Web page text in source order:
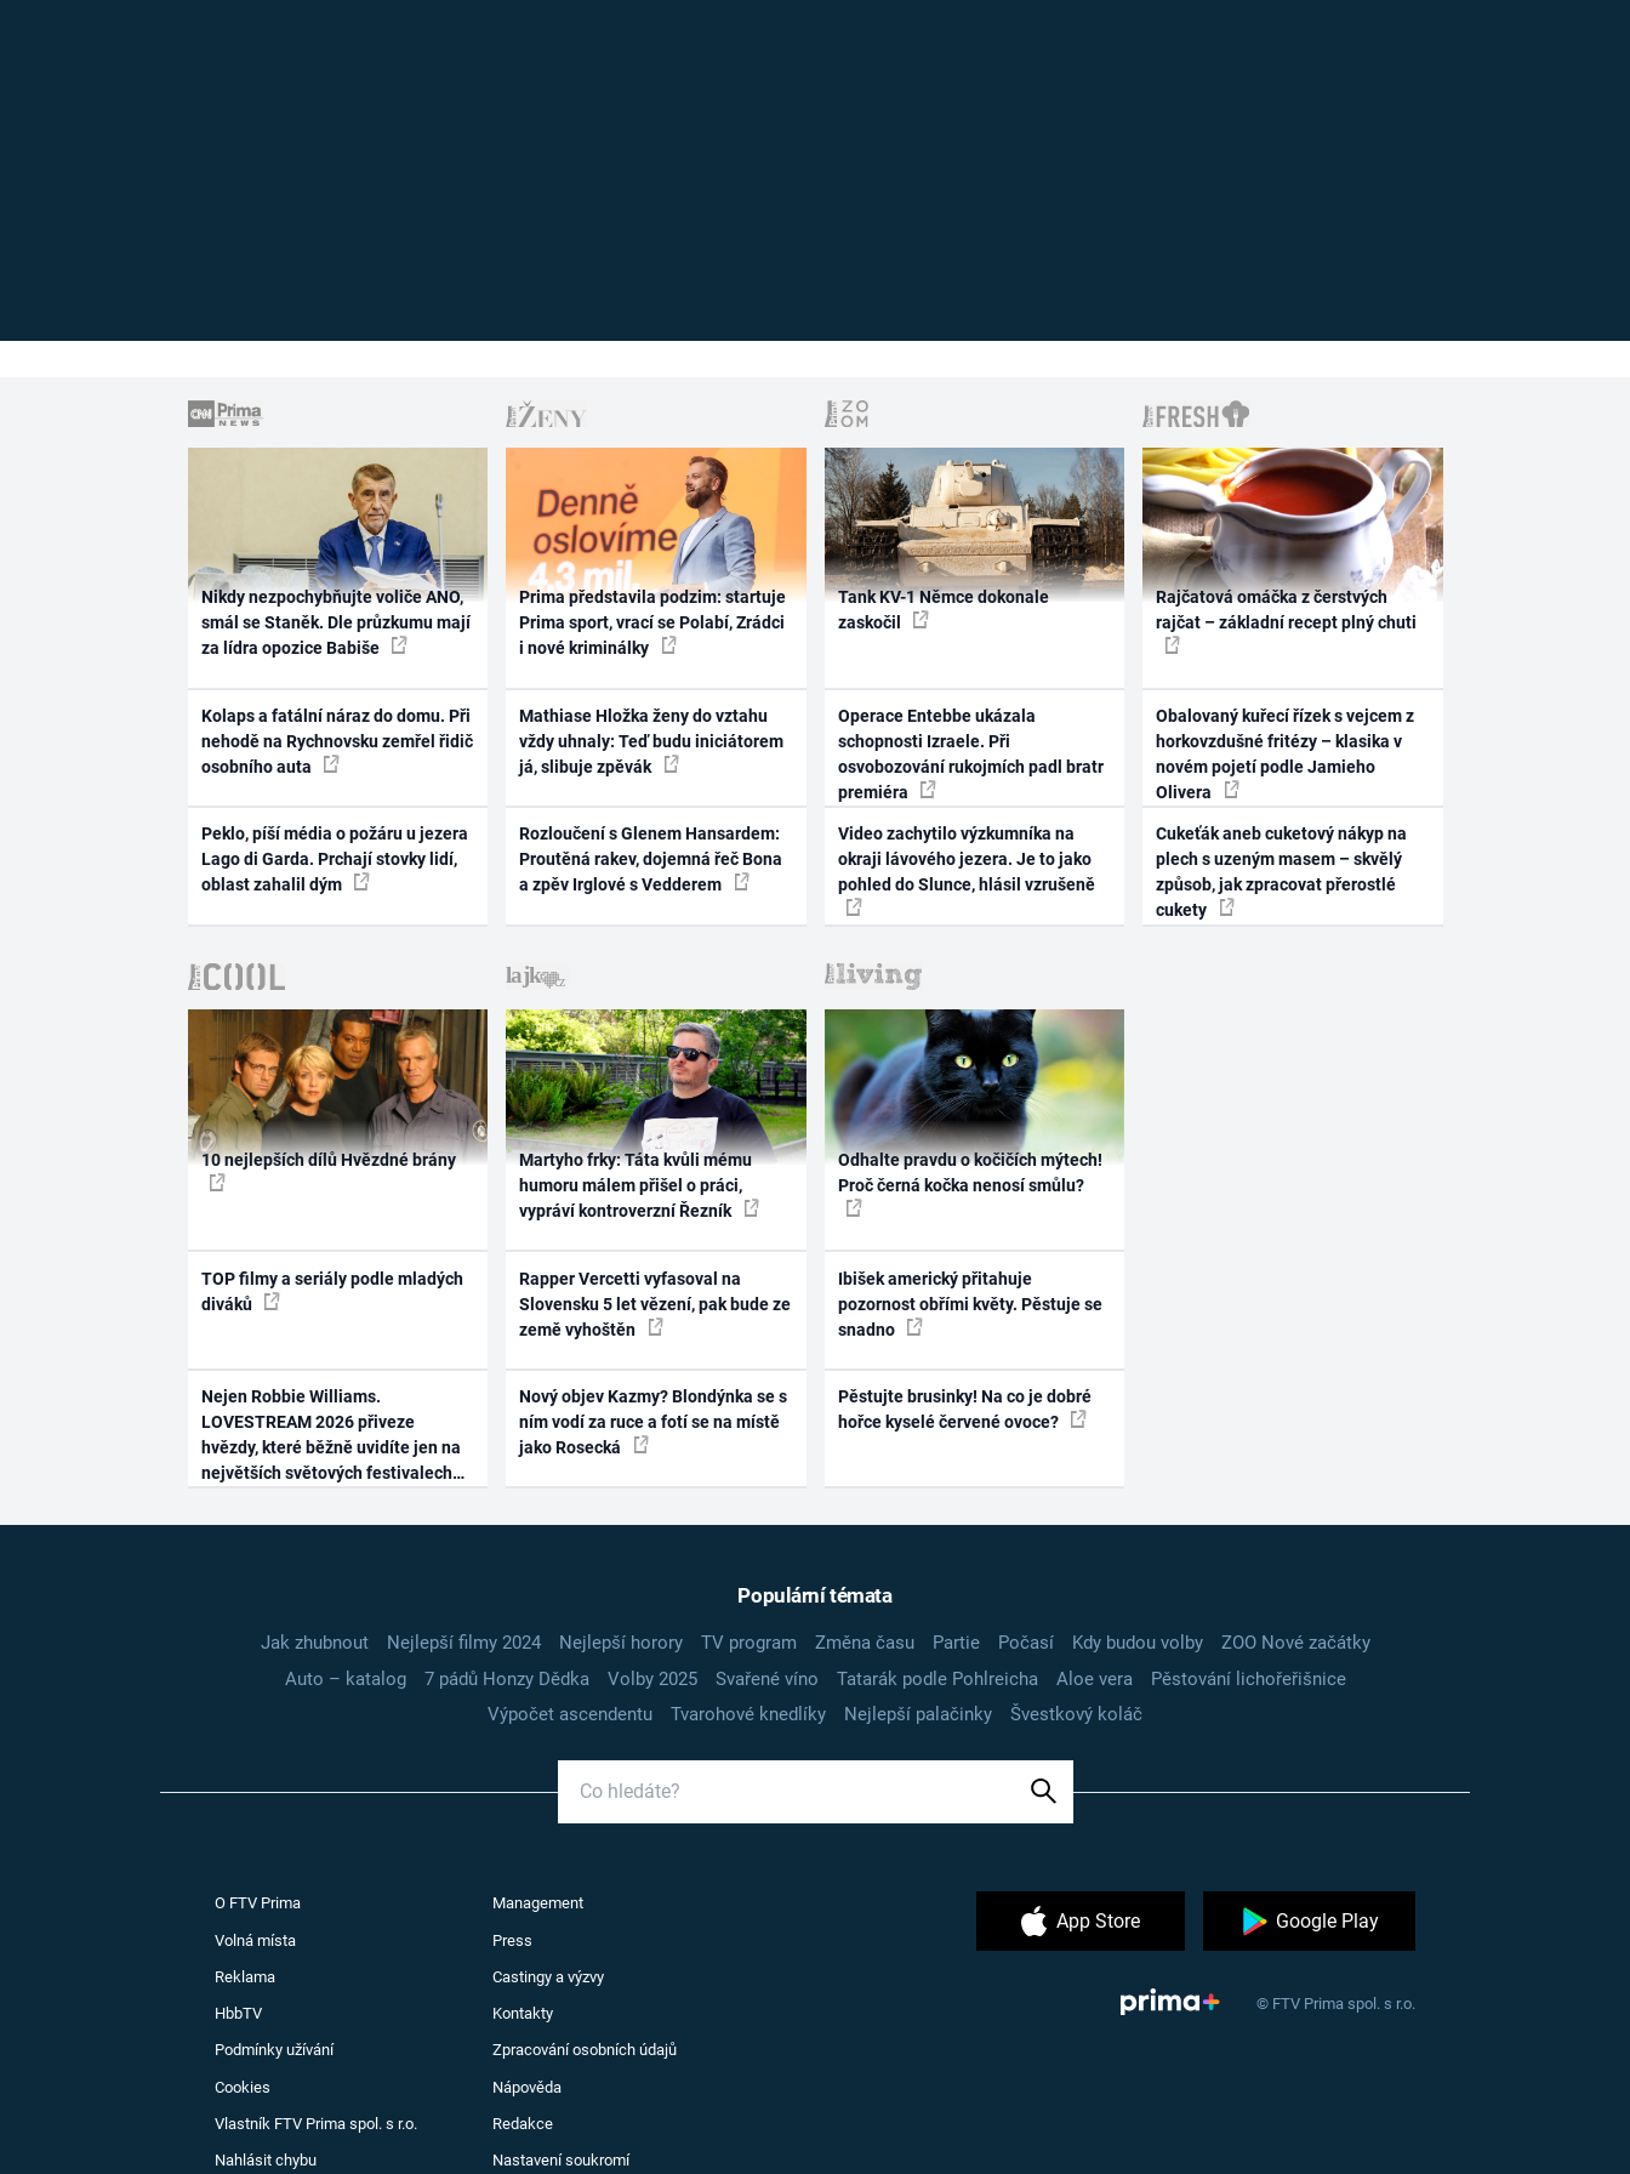
Nikdy nezpochybňujte voliče ANO,
smál se Staněk. Dle průzkumu mají
za lídra opozice Babiše
Kolaps a fatální náraz do domu. Při
nehodě na Rychnovsku zemřel řidič
osobního auta
Peklo, píší média o požáru u jezera
Lago di Garda. Prchají stovky lidí,
oblast zahalil dým
Prima představila podzim: startuje
Prima sport, vrací se Polabí, Zrádci
i nové kriminálky
Mathiase Hložka ženy do vztahu
vždy uhnaly: Teď budu iniciátorem
já, slibuje zpěvák
Rozloučení s Glenem Hansardem:
Proutěná rakev, dojemná řeč Bona
a zpěv Irglové s Vedderem
Tank KV-1 Němce dokonale
zaskočil
Operace Entebbe ukázala
schopnosti Izraele. Při
osvobozování rukojmích padl bratr
premiéra
Video zachytilo výzkumníka na
okraji lávového jezera. Je to jako
pohled do Slunce, hlásil vzrušeně
Rajčatová omáčka z čerstvých
rajčat – základní recept plný chuti
Obalovaný kuřecí řízek s vejcem z
horkovzdušné fritézy – klasika v
novém pojetí podle Jamieho
Olivera
Cukeťák aneb cuketový nákyp na
plech s uzeným masem – skvělý
způsob, jak zpracovat přerostlé
cukety
10 nejlepších dílů Hvězdné brány
TOP filmy a seriály podle mladých
diváků
Nejen Robbie Williams.
LOVESTREAM 2026 přiveze
hvězdy, které běžně uvidíte jen na
největších světových festivalech
Martyho frky: Táta kvůli mému
humoru málem přišel o práci,
vypráví kontroverzní Řezník
Rapper Vercetti vyfasoval na
Slovensku 5 let vězení, pak bude ze
země vyhoštěn
Nový objev Kazmy? Blondýnka se s
ním vodí za ruce a fotí se na místě
jako Rosecká
Odhalte pravdu o kočičích mýtech!
Proč černá kočka nenosí smůlu?
Ibišek americký přitahuje
pozornost obřími květy. Pěstuje se
snadno
Pěstujte brusinky! Na co je dobré
hořce kyselé červené ovoce?
Populární témata
Jak zhubnout Nejlepší filmy 2024 Nejlepší horory TV program Změna času Partie Počasí Kdy budou volby
ZOO Nové začátky
Auto – katalog
7 pádů Honzy Dědka Volby 2025 Svařené víno Tatarák podle Pohlreicha Aloe vera
Pěstování lichořeřišnice
Výpočet ascendentu
Tvarohové knedlíky Nejlepší palačinky Švestkový koláč
O FTV Prima Management
Volná místa Press
Reklama Castingy a výzvy
HbbTV Kontakty
Podmínky užívání Zpracování osobních údajů
Cookies Nápověda
Vlastník FTV Prima spol. s r.o. Redakce
Nahlásit chybu Nastavení soukromí
App Store Google Play
© FTV Prima spol. s r.o.